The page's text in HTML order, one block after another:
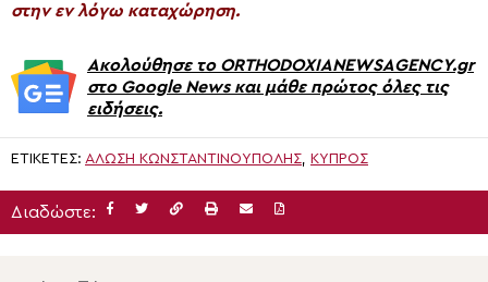
στην εν λόγω καταχώρηση.
Ακολούθησε το ORTHODOXIANEWSAGENCY.gr
στο Google News και μάθε πρώτος όλες τις
ειδήσεις.
ΕΤΙΚΈΤΕΣ: ΆΛΩΣΗ ΚΩΝΣΤΑΝΤΙΝΟΎΠΟΛΗΣ ΚΥΠΡΟΣ
Διαδώστε: